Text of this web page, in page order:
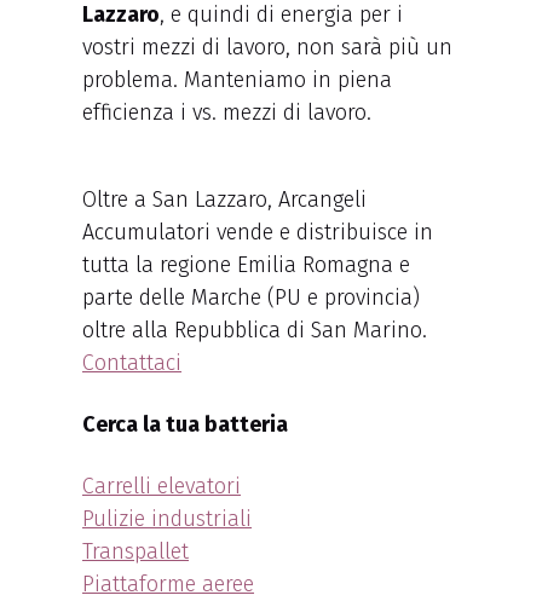
Lazzaro, e quindi di energia per i
vostri mezzi di lavoro, non sarà più un
problema. Manteniamo in piena
efficienza i vs. mezzi di lavoro.
Oltre a San Lazzaro, Arcangeli
Accumulatori vende e distribuisce in
tutta la regione Emilia Romagna e
parte delle Marche (PU e provincia)
oltre alla Repubblica di San Marino.
Contattaci
Cerca la tua batteria
Carrelli elevatori
Pulizie industriali
Transpallet
Piattaforme aeree